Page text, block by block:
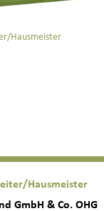
Hausmeister
Hausmeister
GmbH & Co. OHG